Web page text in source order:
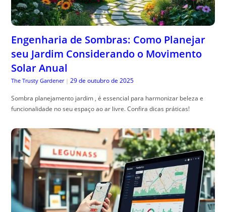
Engenharia de Sombras: Como Planejar
seu Jardim Considerando o Movimento
Solar Anual
The Trusty Gardener | 29 de outubro de 2025
Sombra planejamento jardim , é essencial para harmonizar beleza e
funcionalidade no seu espaço ao ar livre. Confira dicas práticas!